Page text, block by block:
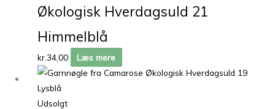
Økologisk Hverdagsuld 21
Himmelblå
kr.34,00 Læs mere
Udsolgt